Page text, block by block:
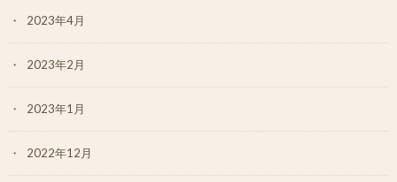
2023年4月
2023年2月
2023年1月
2022年12月